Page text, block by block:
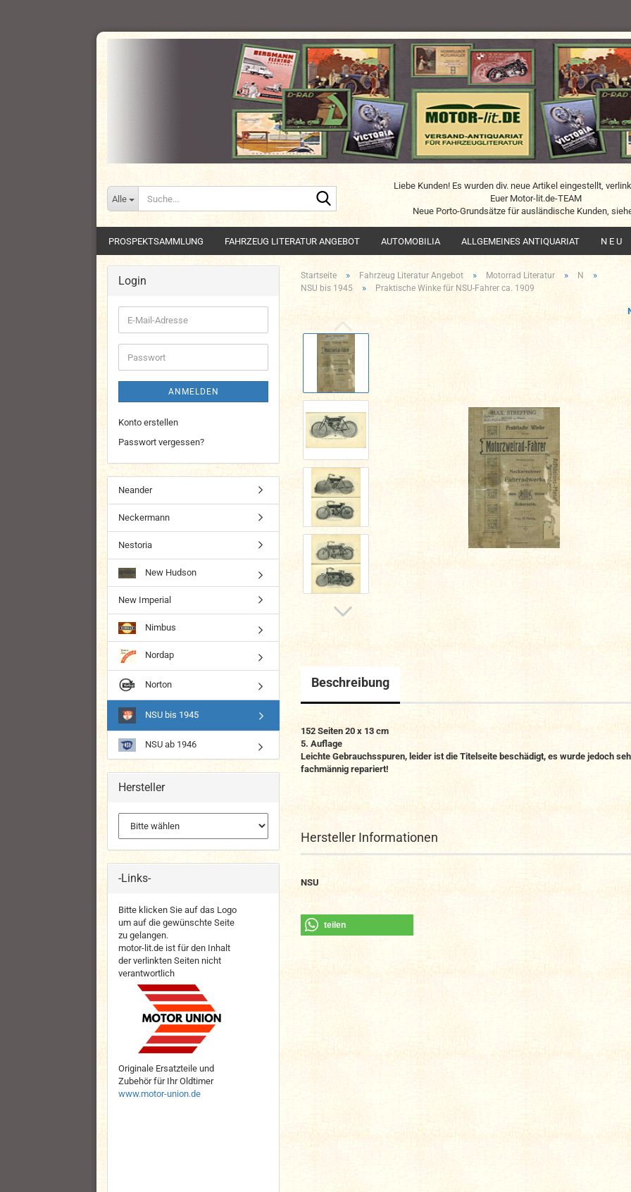
Alle
Liebe Kunden! Es wurden div. neue Artikel eingestellt,
Euer Motor-lit.de-TEAM
Neue Porto-Grundsätze für ausländische Kunden,
PROSPEKTSAMMLUNG FAHRZEUG LITERATUR ANGEBOT AUTOMOBILIA ALLGEMEINES ANTIQUARIAT N E U
Startseite » Fahrzeug Literatur Angebot » Motorrad Literatur » N »
NSU bis 1945 » Praktische Winke für NSU-Fahrer ca. 1909
Beschreibung
152 Seiten 20 x 13 cm
5. Auflage
Leichte Gebrauchsspuren, leider ist die Titelseite beschädigt, es wurde jedoch
fachmännig repariert!
Hersteller Informationen
NSU
teilen
Login
E-
Mail-
Adresse
Passwort
ANMELDEN
Konto erstellen
Passwort vergessen?
Neander
Neckermann
Nestoria
New Hudson
New Imperial
Nimbus
Nordap
Norton
NSU bis 1945
NSU ab 1946
Hersteller
-Links-
Bitte klicken Sie auf das Logo
um auf die gewünschte Seite
zu gelangen.
motor-lit.de ist für den Inhalt
der verlinkten Seiten nicht
verantwortlich
Originale Ersatzteile und
Zubehör für Ihr Oldtimer
www.motor-union.de